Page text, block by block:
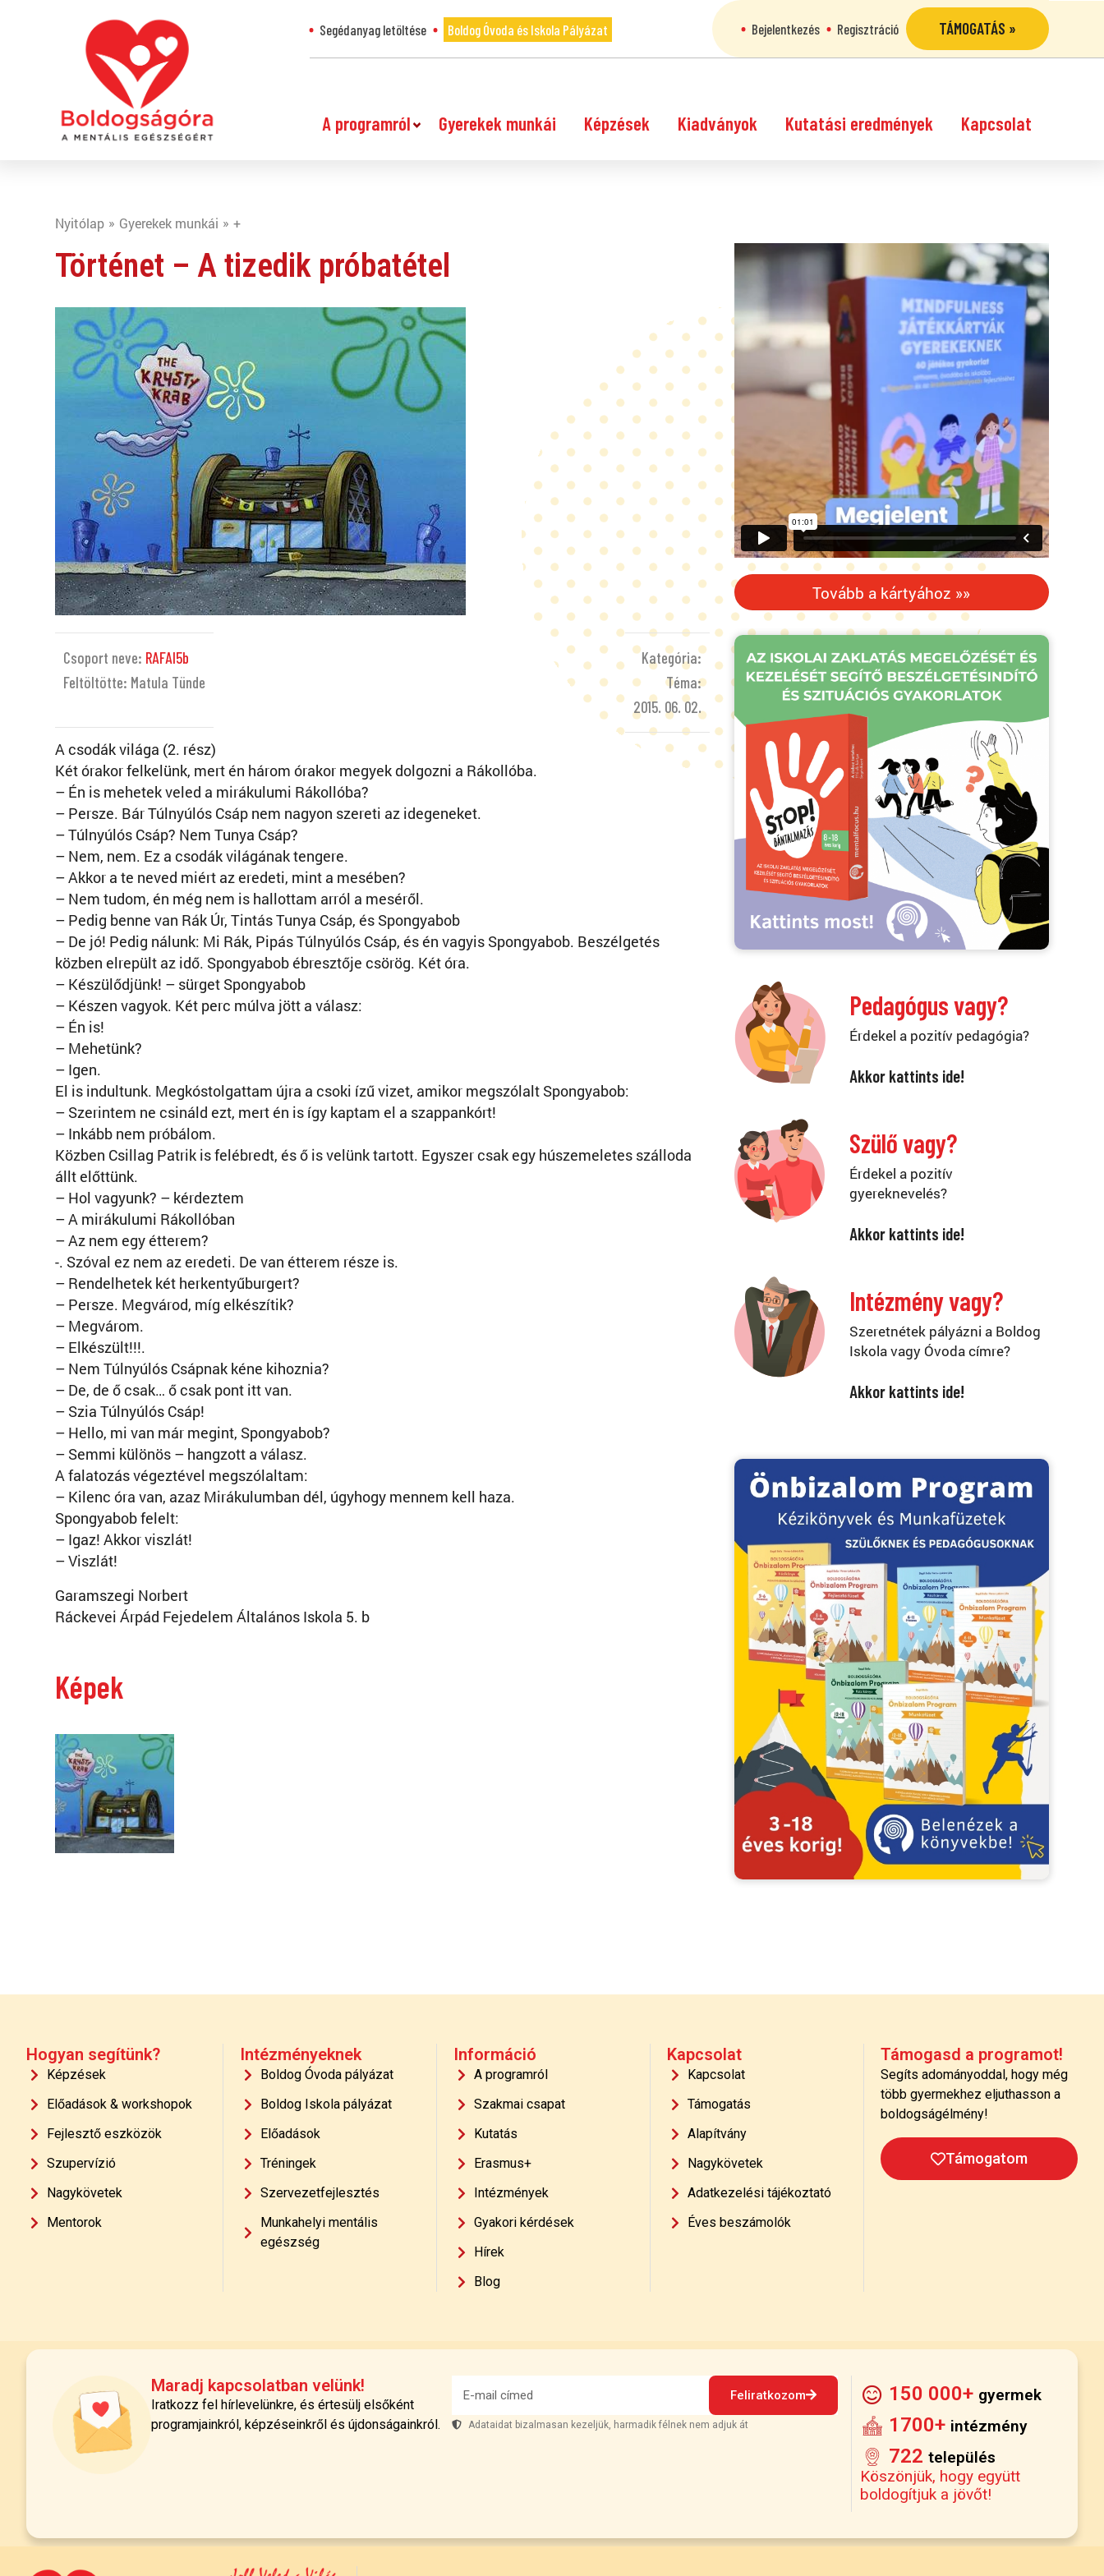
Segédanyag letöltése Boldog Óvoda és Iskola Pályázat Bejelentkezés Regisztráció TÁMOGATÁS »
A programról Gyerekek munkái Képzések Kiadványok Kutatási eredmények Kapcsolat
Nyitólap Gyerekek munkái +
Történet – A tizedik próbatétel
Csoport neve: RAFAI5b
Feltöltötte: Matula Tünde
Kategória:
Téma:
2015. 06. 02.
A csodák világa (2. rész)
Két órakor felkelünk, mert én három órakor megyek dolgozni a Rákollóba.
– Én is mehetek veled a mirákulumi Rákollóba?
– Persze. Bár Túlnyúlós Csáp nem nagyon szereti az idegeneket.
– Túlnyúlós Csáp? Nem Tunya Csáp?
– Nem, nem. Ez a csodák világának tengere.
– Akkor a te neved miért az eredeti, mint a mesében?
– Nem tudom, én még nem is hallottam arról a meséről.
– Pedig benne van Rák Úr, Tintás Tunya Csáp, és Spongyabob
– De jó! Pedig nálunk: Mi Rák, Pipás Túlnyúlós Csáp, és én vagyis Spongyabob. Beszélgetés
közben elrepült az idő. Spongyabob ébresztője csörög. Két óra.
– Készülődjünk! – sürget Spongyabob
– Készen vagyok. Két perc múlva jött a válasz:
– Én is!
– Mehetünk?
– Igen.
El is indultunk. Megkóstolgattam újra a csoki ízű vizet, amikor megszólalt Spongyabob:
– Szerintem ne csináld ezt, mert én is így kaptam el a szappankórt!
– Inkább nem próbálom.
Közben Csillag Patrik is felébredt, és ő is velünk tartott. Egyszer csak egy húszemeletes szálloda
állt előttünk.
– Hol vagyunk? – kérdeztem
– A mirákulumi Rákollóban
– Az nem egy étterem?
-. Szóval ez nem az eredeti. De van étterem része is.
– Rendelhetek két herkentyűburgert?
– Persze. Megvárod, míg elkészítik?
– Megvárom.
– Elkészült!!!.
– Nem Túlnyúlós Csápnak kéne kihoznia?
– De, de ő csak… ő csak pont itt van.
– Szia Túlnyúlós Csáp!
– Hello, mi van már megint, Spongyabob?
– Semmi különös – hangzott a válasz.
A falatozás végeztével megszólaltam:
– Kilenc óra van, azaz Mirákulumban dél, úgyhogy mennem kell haza.
Spongyabob felelt:
– Igaz! Akkor viszlát!
– Viszlát!
Garamszegi Norbert
Ráckevei Árpád Fejedelem Általános Iskola 5. b
Képek
Tovább a kártyához »»
Pedagógus vagy?
Érdekel a pozitív pedagógia?
Akkor kattints ide!
Szülő vagy?
Érdekel a pozitív
gyereknevelés?
Akkor kattints ide!
Intézmény vagy?
Szeretnétek pályázni a Boldog
Iskola vagy Óvoda címre?
Akkor kattints ide!
Hogyan segítünk?
Képzések
Előadások & workshopok
Fejlesztő eszközök
Szupervízió
Nagykövetek
Mentorok
Intézményeknek
Boldog Óvoda pályázat
Boldog Iskola pályázat
Előadások
Tréningek
Szervezetfejlesztés
Munkahelyi mentális
egészség
Információ
A programról
Szakmai csapat
Kutatás
Erasmus+
Intézmények
Gyakori kérdések
Hírek
Blog
Kapcsolat
Kapcsolat
Támogatás
Alapítvány
Nagykövetek
Adatkezelési tájékoztató
Éves beszámolók
Támogasd a programot!
Segíts adományoddal, hogy még
több gyermekhez eljuthasson a
boldogságélmény!
Támogatom
Maradj kapcsolatban velünk!
Iratkozz fel hírlevelünkre, és értesülj elsőként
programjainkról, képzéseinkről és újdonságainkról.
Feliratkozom
Adataidat bizalmasan kezeljük, harmadik félnek nem adjuk át
150 000+ gyermek
1700+ intézmény
722 település
Köszönjük, hogy együtt
boldogítjuk a jövőt!